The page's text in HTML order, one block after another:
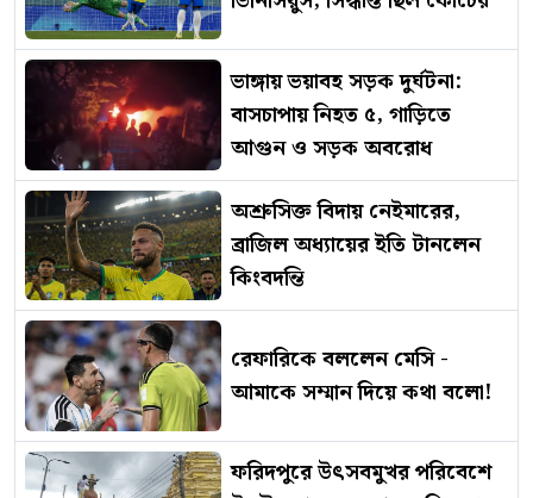
ভাঙ্গায় ভয়াবহ সড়ক দুর্ঘটনা:
বাসচাপায় নিহত ৫, গাড়িতে
আগুন ও সড়ক অবরোধ
অশ্রুসিক্ত বিদায় নেইমারের,
ব্রাজিল অধ্যায়ের ইতি টানলেন
কিংবদন্তি
রেফারিকে বললেন মেসি -
আমাকে সম্মান দিয়ে কথা বলো!
ফরিদপুরে উৎসবমুখর পরিবেশে